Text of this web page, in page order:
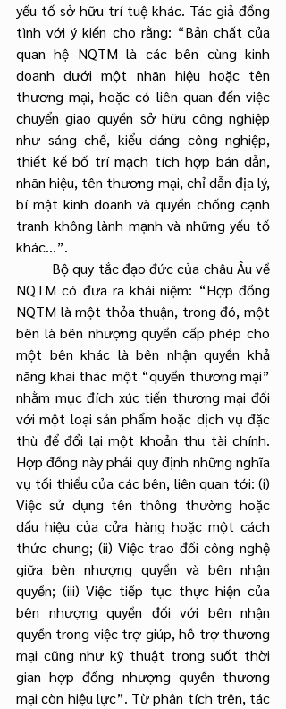
yếu tố sở hữu trí tuệ khác. Tác giả đồng
tình với ý kiến cho rằng: “Bản chất của
quan hệ NQTM là các bên cùng kinh
doanh dưới một nhãn hiệu hoặc tên
thương mại, hoặc có liên quan đến việc
chuyển giao quyền sở hữu công nghiệp
như sáng chế, kiểu dáng công nghiệp,
thiết kế bố trí mạch tích hợp bán dẫn,
nhãn hiệu, tên thương mại, chỉ dẫn địa lý,
bí mật kinh doanh và quyền chống cạnh
tranh không lành mạnh và những yếu tố
khác…”.
NQTM có đưa ra khái niệm: “Hợp đồng
NQTM là một thỏa thuận, trong đó, một
bên là bên nhượng quyền cấp phép cho
một bên khác là bên nhận quyền khả
năng khai thác một “quyền thương mại”
nhằm mục đích xúc tiến thương mại đối
với một loại sản phẩm hoặc dịch vụ đặc
thù để đổi lại một khoản thu tài chính.
Hợp đồng này phải quy định những nghĩa
vụ tối thiểu của các bên, liên quan tới: (i)
Việc sử dụng tên thông thường hoặc
dấu hiệu của cửa hàng hoặc một cách
thức chung; (ii) Việc trao đổi công nghệ
giữa bên nhượng quyền và bên nhận
quyền; (iii) Việc tiếp tục thực hiện của
bên nhượng quyền đối với bên nhận
quyền trong việc trợ giúp, hỗ trợ thương
mại cũng như kỹ thuật trong suốt thời
gian hợp đồng nhượng quyền thương
mại còn hiệu lực”. Từ phân tích trên, tác